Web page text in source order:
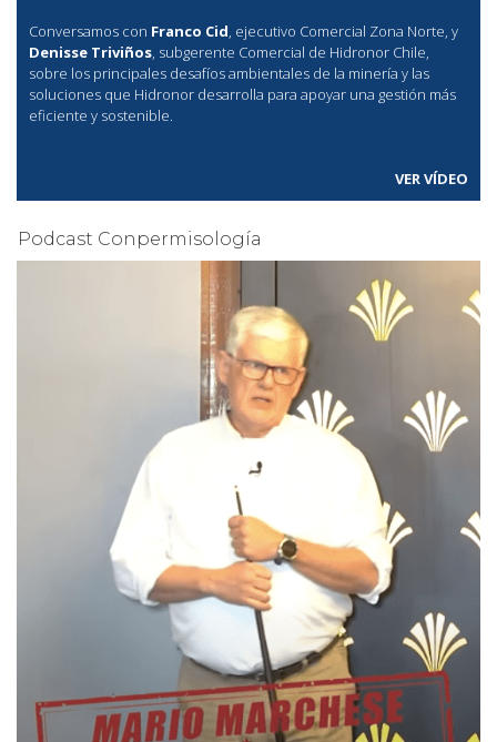
Conversamos con Franco Cid, ejecutivo Comercial Zona Norte, y
Denisse Triviños, subgerente Comercial de Hidronor Chile,
sobre los principales desafíos ambientales de la minería y las
soluciones que Hidronor desarrolla para apoyar una gestión más
eficiente y sostenible.
VER VÍDEO
Podcast Conpermisología